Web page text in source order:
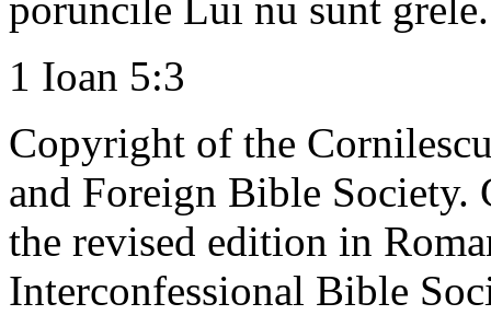
1 Ioan 5:3
Copyright of the
and Foreign Bible
the revised edition in
Interconfessional Bible